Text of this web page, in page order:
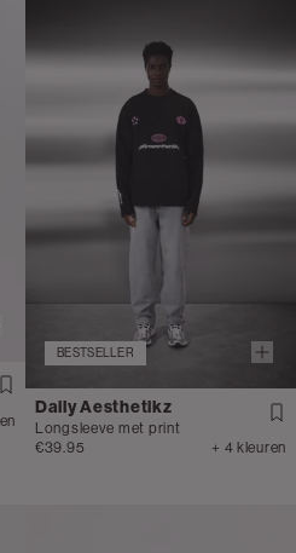
BESTSELLER
Daily Aesthetikz
Longsleeve met print
€39.95
+ 4 kleuren